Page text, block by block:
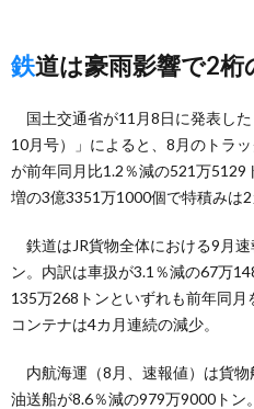
鉄道は豪雨影響で2
国土交通省が11月8日に発表し
10月号）」によると、8月のトラ
が前年同月比1.2％減の521万5129
増の3億3351万1000個で特積みは2
鉄道はJR貨物全体における9月
ン。内訳は車扱が3.1％減の67万
135万268トンといずれも前年同月
コンテナは4カ月連続の減少。
内航海運（8月、速報値）は貨物
油送船が8.6％減の979万9000トン